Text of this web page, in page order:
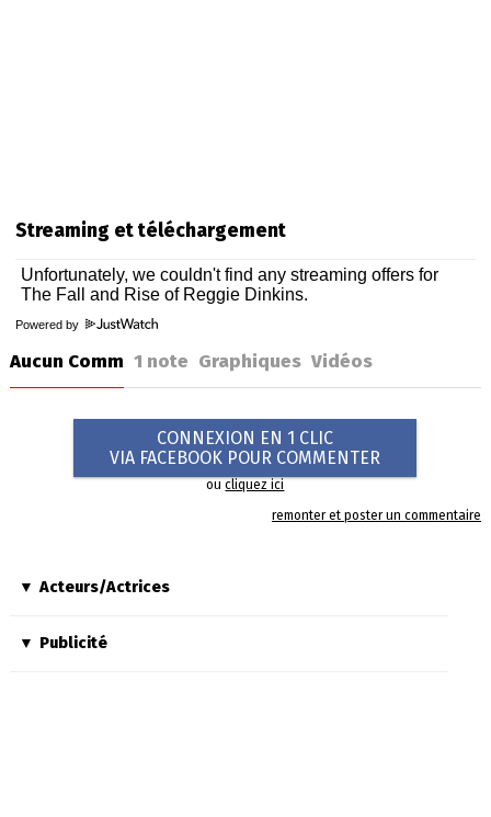
Streaming et téléchargement
Powered by
Aucun Comm 1 note Graphiques Vidéos
CONNEXION EN 1 CLIC
VIA FACEBOOK POUR COMMENTER
oucliquez ici
remonter et poster un commentaire
Acteurs/Actrices
Publicité